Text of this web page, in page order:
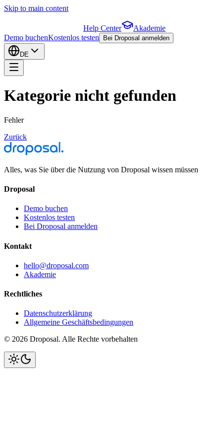
Skip to main content
Help Center
Akademie
Demo buchenKostenlos testen Bei Droposal anmelden
DE
Kategorie nicht gefunden
Fehler
Zurück
Alles, was Sie über die Nutzung von Droposal wissen müssen
Droposal
Demo buchen
Kostenlos testen
Bei Droposal anmelden
Kontakt
hello@droposal.com
Akademie
Rechtliches
Datenschutzerklärung
Allgemeine Geschäftsbedingungen
© 2026 Droposal. Alle Rechte vorbehalten